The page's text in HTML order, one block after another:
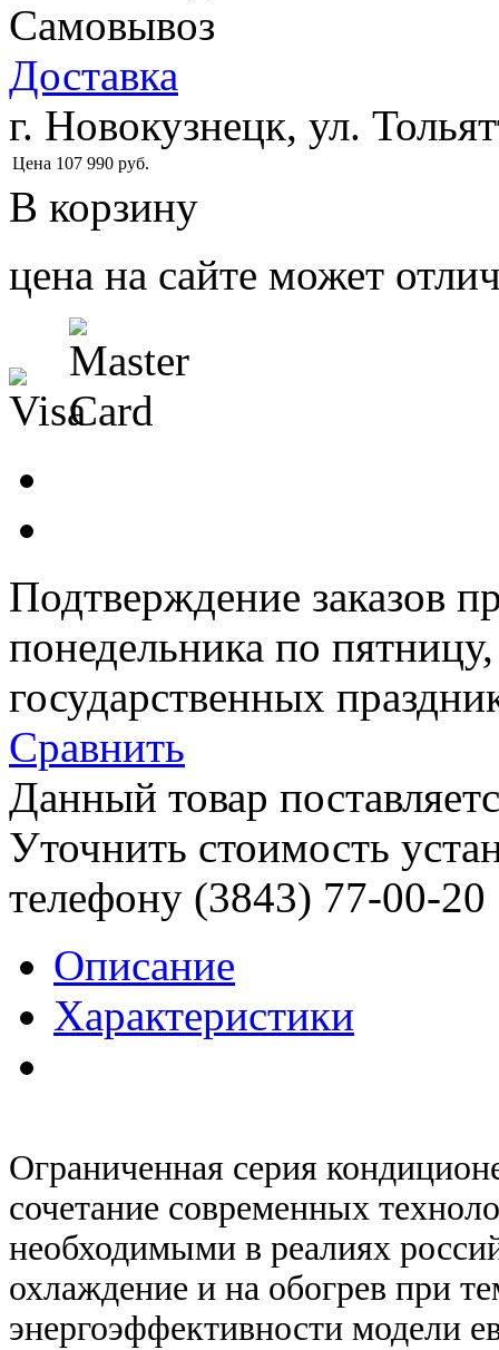
Самовывоз
Доставка
г. Новокузнецк, ул.
Цена 107 990 руб.
В корзину
цена на сайте может
Подтверждение заказов
понедельника по
государственных
Сравнить
Данный товар
Уточнить стоимость
телефону (3843) 77-00-20
Описание
Характеристики
Ограниченная серия
сочетание современных
необходимыми в реалиях
охлаждение и на обогрев при
энергоэффективности модели